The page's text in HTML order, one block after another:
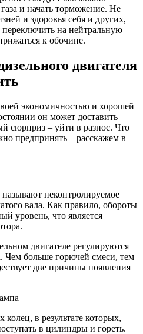
и начать торможение. Не
и здоровья себя и других,
переключить на нейтральную
к обочине.
двигателя
экономичностью и хорошей
он может доставить
сюрприз – уйти в разнос. Что
предпринять – расскажем в
неконтролируемое
вала. Как правило, обороты
уровень, что является
двигателе регулируются
больше горючей смеси, тем
две причины появления
в результате которых,
в цилиндры и гореть.